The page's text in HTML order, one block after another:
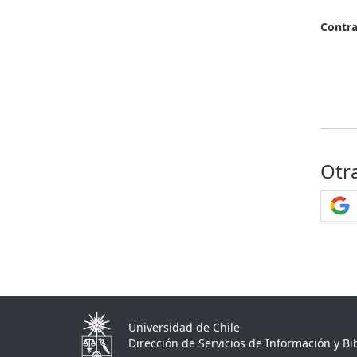
Universidad de Chile
Dirección de Servicios de Información y